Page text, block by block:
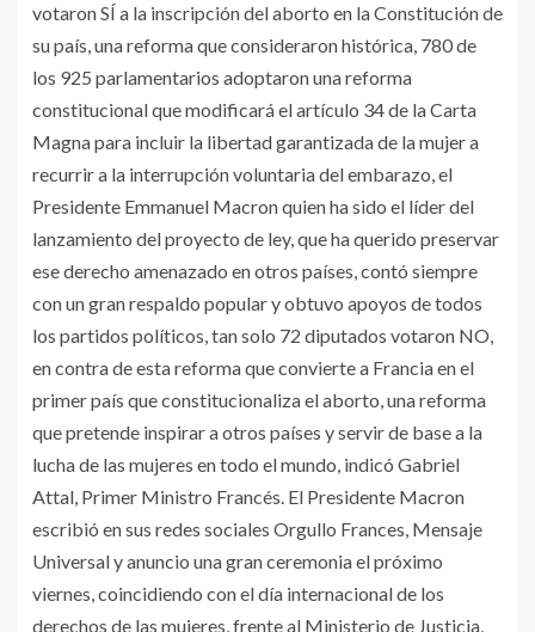
votaron SÍ a la inscripción del aborto en la Constitución de
su país, una reforma que consideraron histórica, 780 de
los 925 parlamentarios adoptaron una reforma
constitucional que modificará el artículo 34 de la Carta
Magna para incluir la libertad garantizada de la mujer a
recurrir a la interrupción voluntaria del embarazo, el
Presidente Emmanuel Macron quien ha sido el líder del
lanzamiento del proyecto de ley, que ha querido preservar
ese derecho amenazado en otros países, contó siempre
con un gran respaldo popular y obtuvo apoyos de todos
los partidos políticos, tan solo 72 diputados votaron NO,
en contra de esta reforma que convierte a Francia en el
primer país que constitucionaliza el aborto, una reforma
que pretende inspirar a otros países y servir de base a la
lucha de las mujeres en todo el mundo, indicó Gabriel
Attal, Primer Ministro Francés. El Presidente Macron
escribió en sus redes sociales Orgullo Frances, Mensaje
Universal y anuncio una gran ceremonia el próximo
viernes, coincidiendo con el día internacional de los
derechos de las mujeres, frente al Ministerio de Justicia,